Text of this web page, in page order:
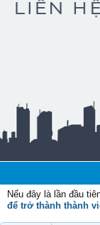
Nếu đây là lần đầu
để trở thành thành